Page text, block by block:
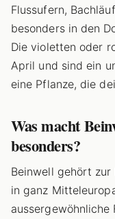
Flussufern,
besonders in den
Die violetten oder
April und sind ein
eine Pflanze, die
Was macht
besonders?
Beinwell gehört
in ganz